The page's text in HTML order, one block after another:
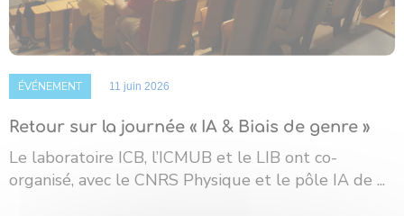
ÉVÉNEMENT 11 juin 2026
Retour sur la journée « IA & Biais de genre »
Le laboratoire ICB, l’ICMUB et le LIB ont co-
organisé, avec le CNRS Physique et le pôle IA de ...